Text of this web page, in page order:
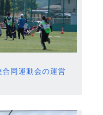
同運動会の運営